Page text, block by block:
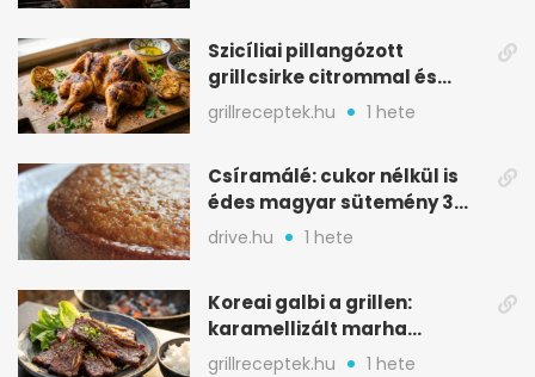
Szicíliai pillangózott
grillcsirke citrommal és
oregánóval
grillreceptek.hu 1 hete
Csíramálé: cukor nélkül is
édes magyar sütemény 3
alapanyagból
drive.hu 1 hete
Koreai galbi a grillen:
karamellizált marha
rövidborda gyorsan
grillreceptek.hu 1 hete